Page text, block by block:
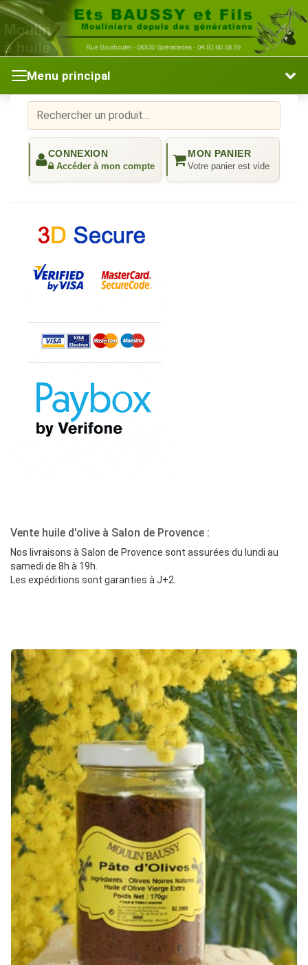
Menu principal
Vente huile d'olive à Salon de Provence :
Nos livraisons à Salon de Provence sont assurées du lundi au
samedi de 8h à 19h.
Les expéditions sont garanties à J+2.